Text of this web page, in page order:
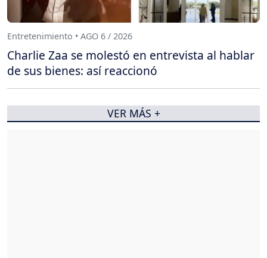
Entretenimiento • AGO 6 / 2026
Charlie Zaa se molestó en entrevista al hablar
de sus bienes: así reaccionó
VER MÁS +